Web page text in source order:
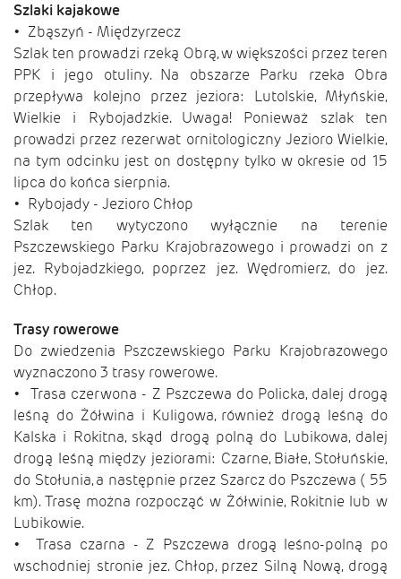
Szlaki kajakowe
• Zbąszyń - Międzyrzecz
Szlak ten prowadzi rzeką Obrą, w większości przez teren
PPK i jego otuliny. Na obszarze Parku rzeka Obra
przepływa kolejno przez jeziora: Lutolskie, Młyńskie,
Wielkie i Rybojadzkie. Uwaga! Ponieważ szlak ten
prowadzi przez rezerwat ornitologiczny Jezioro Wielkie,
na tym odcinku jest on dostępny tylko w okresie od 15
lipca do końca sierpnia.
• Rybojady - Jezioro Chłop
Szlak ten wytyczono wyłącznie na terenie
Pszczewskiego Parku Krajobrazowego i prowadzi on z
jez. Rybojadzkiego, poprzez jez. Wędromierz, do jez.
Chłop.
Trasy rowerowe
Do zwiedzenia Pszczewskiego Parku Krajobrazowego
wyznaczono 3 trasy rowerowe.
• Trasa czerwona - Z Pszczewa do Policka, dalej drogą
leśną do Żółwina i Kuligowa, również drogą leśną do
Kalska i Rokitna, skąd drogą polną do Lubikowa, dalej
drogą leśną między jeziorami: Czarne, Białe, Stołuńskie,
do Stołunia, a następnie przez Szarcz do Pszczewa ( 55
km). Trasę można rozpocząć w Żółwinie, Rokitnie lub w
Lubikowie.
• Trasa czarna - Z Pszczewa drogą leśno-polną po
wschodniej stronie jez. Chłop, przez Silną Nową, drogą